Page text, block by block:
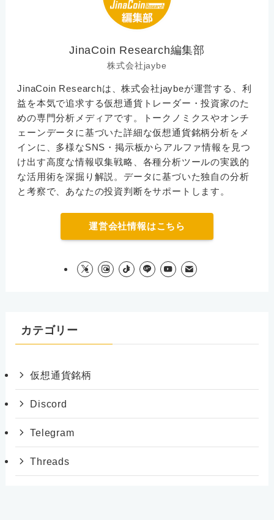
JinaCoin Research編集部
株式会社jaybe
JinaCoin Researchは、株式会社jaybeが運営する、利
益を本気で追求する仮想通貨トレーダー・投資家のた
めの専門分析メディアです。トークノミクスやオンチ
ェーンデータに基づいた詳細な仮想通貨銘柄分析をメ
インに、多様なSNS・掲示板からアルファ情報を見つ
け出す高度な情報収集戦略、各種分析ツールの実践的
な活用術を深掘り解説。データに基づいた独自の分析
と考察で、あなたの投資判断をサポートします。
運営会社情報はこちら
カテゴリー
仮想通貨銘柄
Discord
Telegram
Threads